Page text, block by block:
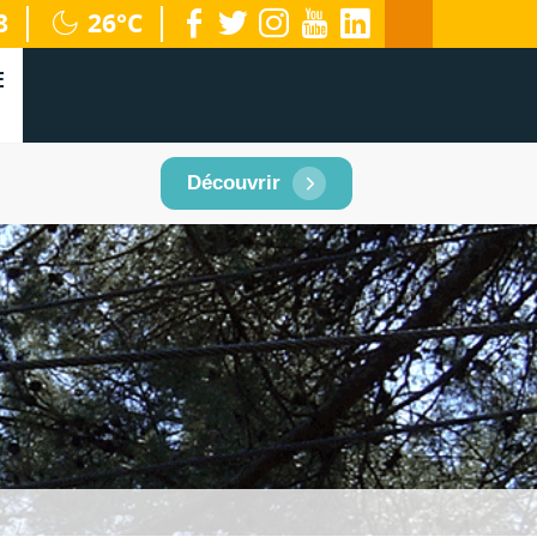
26°C facebook
twitterinstagram
youtube
territoire
Découvrir